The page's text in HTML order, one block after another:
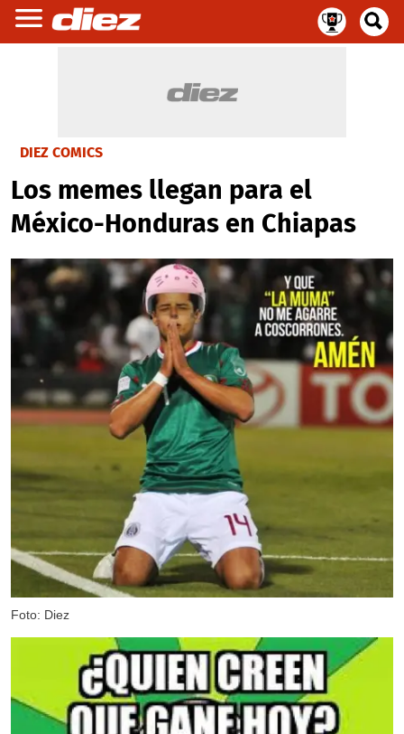
DIEZ COMICS
Los memes llegan para el
México-Honduras en Chiapas
Foto: Diez